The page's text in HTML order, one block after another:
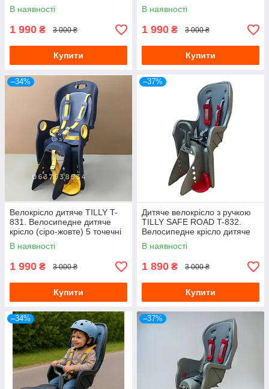
В наявності
1 990 ₴ 3 000 ₴
Купити
В наявності
1 990 ₴ 3 000 ₴
Купити
–34%
Велокрісло дитяче TILLY T-
831. Велосипедне дитяче
крісло (сіро-жовте) 5 точечні
ремені безпеки
В наявності
1 990 ₴ 3 000 ₴
Купити
–37%
Дитяче велокрісло з ручкою
TILLY SAFE ROAD T-832.
Велосипедне крісло дитяче
СІРЕ
В наявності
1 890 ₴ 3 000 ₴
Купити
–34% –37%